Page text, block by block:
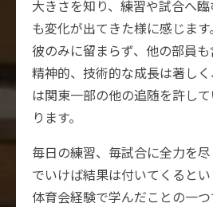
大きさを知り、練習や試合へ
も変化が出てきた様に感じます。
彼のみに留まらず、他の部員
精神的、技術的な成長は著し
は関東一部の他の追随を許し
ります。
毎日の練習、毎試合に全力を
でいけば結果は付いてくると
体育会経験で学んだことの一つ